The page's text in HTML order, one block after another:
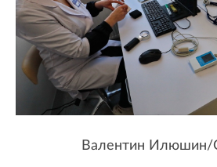
Валентин Илюшин/